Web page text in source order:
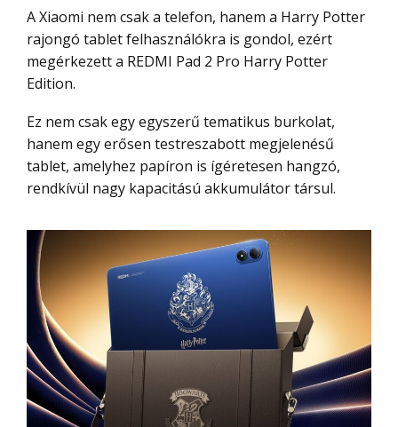
A Xiaomi nem csak a telefon, hanem a Harry Potter
rajongó tablet felhasználókra is gondol, ezért
megérkezett a REDMI Pad 2 Pro Harry Potter
Edition.
Ez nem csak egy egyszerű tematikus burkolat,
hanem egy erősen testreszabott megjelenésű
tablet, amelyhez papíron is ígéretesen hangzó,
rendkívül nagy kapacitású akkumulátor társul.